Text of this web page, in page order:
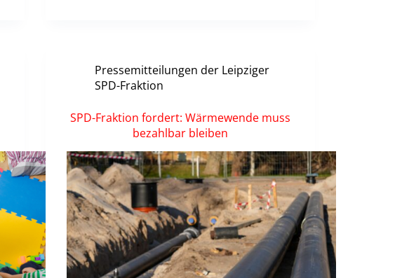
Pressemitteilungen der Leipziger
SPD-Fraktion
SPD-Fraktion fordert: Wärmewende muss
bezahlbar bleiben